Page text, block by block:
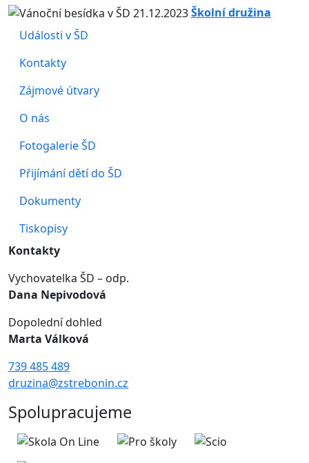
Školní družina
Události v ŠD
Kontakty
Zájmové útvary
O nás
Fotogalerie ŠD
Přijímání dětí do ŠD
Dokumenty
Tiskopisy
Kontakty
Vychovatelka ŠD – odp.
Dana Nepivodová
Dopolední dohled
Marta Válková
739 485 489
druzina@zstrebonin.cz
Spolupracujeme